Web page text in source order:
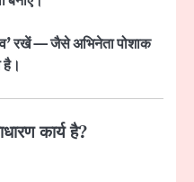
रखें — जैसे अभिनेता पोशाक
है।
कार्य है?